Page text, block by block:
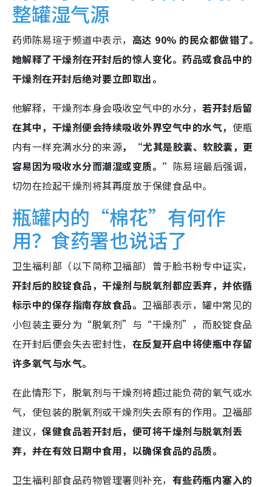
整罐湿气源
药师陈易瑄于频道中表示， 高达 90% 的民众都做错了。
她解释了干燥剂在开封后的惊人变化。药品或食品中的
干燥剂在开封后绝对要立即取出。
他解释，干燥剂本身会吸收空气中的水分，若开封后留
在其中，干燥剂便会持续吸收外界空气中的水气， 使瓶
内有一样充满水分的来源，“尤其是胶囊、软胶囊，更
容易因为吸收水分而潮湿或变质。” 陈易瑄最后强调，
切勿在捡起干燥剂将其再度放于保健食品中。
瓶罐内的“棉花”有何作
用？食药署也说话了
卫生福利部（以下简称卫福部）曾于脸书粉专中证实，
开封后的胶锭食品，干燥剂与脱氧剂都应丢弃，并依循
标示中的保存指南存放食品。 卫福部表示，罐中常见的
小包装主要分为“脱氧剂”与“干燥剂”，而胶锭食品
在开封后便会失去密封性， 在反复开启中将使瓶中存留
许多氧气与水气。
在此情形下，脱氧剂与干燥剂将超过能负荷的氧气或水
气，使包装的脱氧剂或干燥剂失去原有的作用。卫福部
建议，保健食品若开封后，便可将干燥剂与脱氧剂丢
弃，并在有效日期中食用，以确保食品的品质。
卫生福利部食品药物管理署则补充， 有些药瓶内塞入的